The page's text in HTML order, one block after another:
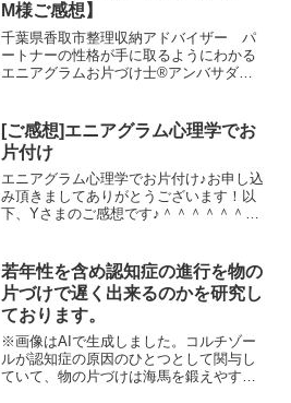
M様ご感想】
千葉県香取市整理収納アドバイザー パ
ートナーの性格が手に取るようにわかる
エニアグラムお片づけ士®アンバサダー1
号 たかぎゆみです。▶私のプロフィー
ルはこちら▶私が書いた...
[ご感想]エニアグラム心理学でお
片付け
エニアグラム心理学でお片付け♪お申し込
み頂きましてありがとうございます！以
下、Yさまのご感想です♪＾＾＾＾＾＾＾
＾＾＾＾ゆみさん、今日はお忙しい中あ
りがとうございました...
若年性を含め認知症の進行を物の
片づけで遅く出来るのかを研究し
ております。
※画像はAIで生成しました。コルチゾー
ルが認知症の原因のひとつとして関与し
ていて、物の片づけは海馬を鍛えやすく